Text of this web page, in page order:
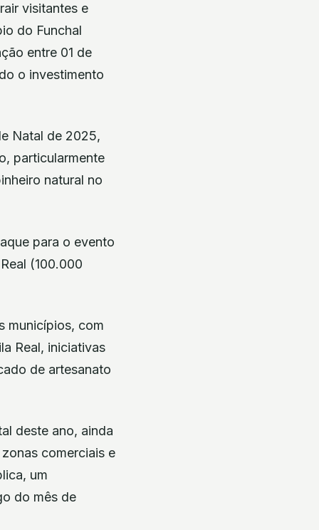
visitantes e
do Funchal
entre 01 de
o investimento
Natal de 2025,
particularmente
natural no
para o evento
(100.000
municípios, com
Real, iniciativas
de artesanato
deste ano, ainda
comerciais e
um
do mês de